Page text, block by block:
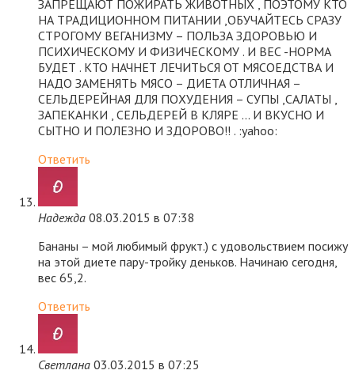
ЗАПРЕЩАЮТ ПОЖИРАТЬ ЖИВОТНЫХ , ПОЭТОМУ КТО
НА ТРАДИЦИОННОМ ПИТАНИИ ,ОБУЧАЙТЕСЬ СРАЗУ
СТРОГОМУ ВЕГАНИЗМУ – ПОЛЬЗА ЗДОРОВЬЮ И
ПСИХИЧЕСКОМУ И ФИЗИЧЕСКОМУ . И ВЕС -НОРМА
БУДЕТ . КТО НАЧНЕТ ЛЕЧИТЬСЯ ОТ МЯСОЕДСТВА И
НАДО ЗАМЕНЯТЬ МЯСО – ДИЕТА ОТЛИЧНАЯ –
СЕЛЬДЕРЕЙНАЯ ДЛЯ ПОХУДЕНИЯ – СУПЫ ,САЛАТЫ ,
ЗАПЕКАНКИ , СЕЛЬДЕРЕЙ В КЛЯРЕ … И ВКУСНО И
СЫТНО И ПОЛЕЗНО И ЗДОРОВО!! . :yahoo:
Ответить
Надежда 08.03.2015 в 07:38
Бананы – мой любимый фрукт.) с удовольствием посижу
на этой диете пару-тройку деньков. Начинаю сегодня,
вес 65,2.
Ответить
Светлана 03.03.2015 в 07:25